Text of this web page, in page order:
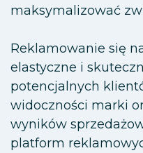
maksymalizować
Reklamowanie się
elastyczne i
potencjalnych
widoczności marki
wyników
platform